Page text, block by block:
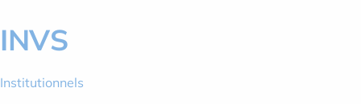
INVS
Institutionnels